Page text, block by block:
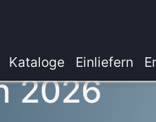
Kataloge Einliefern
2026